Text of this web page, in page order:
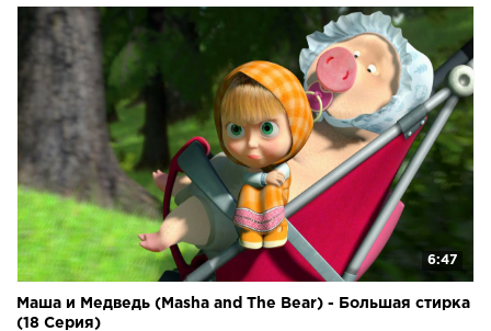
6:47
Маша и Медведь (Masha and The Bear) - Большая стирка
(18 Серия)